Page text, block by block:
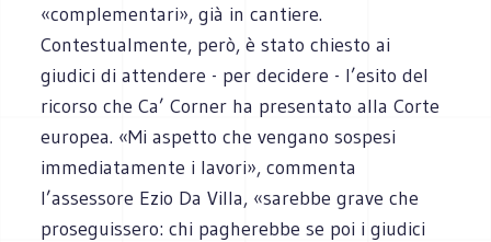
«complementari», già in cantiere.
Contestualmente, però, è stato chiesto ai
giudici di attendere - per decidere - l’esito del
ricorso che Ca’ Corner ha presentato alla Corte
europea. «Mi aspetto che vengano sospesi
immediatamente i lavori», commenta
l’assessore Ezio Da Villa, «sarebbe grave che
proseguissero: chi pagherebbe se poi i giudici